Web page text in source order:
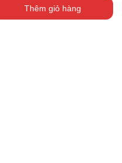
Thêm giỏ hàng